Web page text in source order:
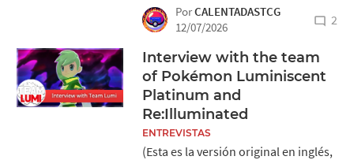
PorCALENTADASTCG
12/07/2026
2
Interview with the team
of Pokémon Luminiscent
Platinum and
Re:Illuminated
ENTREVISTAS
(Esta es la versión original en inglés,